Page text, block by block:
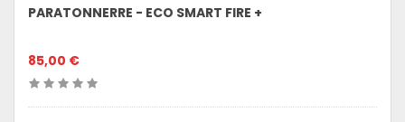
PARATONNERRE - ECO SMART FIRE +
85,00 €